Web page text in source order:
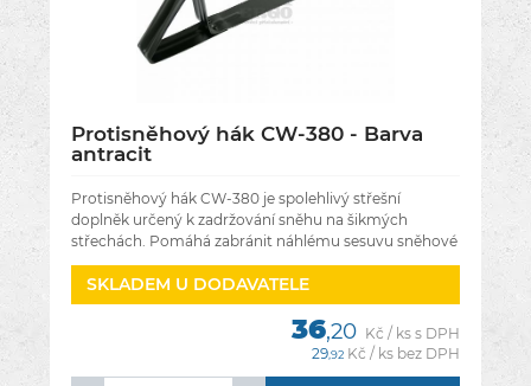
Protisněhový hák CW-380 - Barva
antracit
Protisněhový hák CW-380 je spolehlivý střešní
doplněk určený k zadržování sněhu na šikmých
střechách. Pomáhá zabránit náhlému sesuvu sněhové
pokrývky, čímž chrání
SKLADEM U DODAVATELE
36,20 Kč / ks s DPH
29,92 Kč / ks bez DPH